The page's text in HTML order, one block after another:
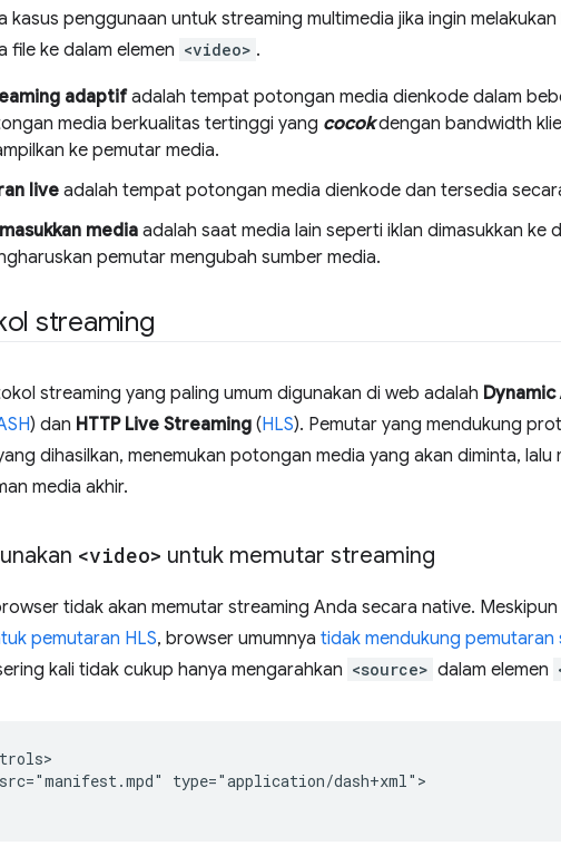
kasus penggunaan untuk streaming multimedia jika ingin
file ke dalam elemen <video> .
adaptifadalah tempat potongan media dienkode dalam
media berkualitas tertinggi yang cocokdengan bandwidth
ke pemutar media.
liveadalah tempat potongan media dienkode dan tersedia
media adalah saat media lain seperti iklan dimasukkan ke
pemutar mengubah sumber media.
streaming
streaming yang paling umum digunakan di web adalah
) dan HTTP Live Streaming (HLS). Pemutar yang mendukung
dihasilkan, menemukan potongan media yang akan diminta,
media akhir.
<video> untuk memutar streaming
tidak akan memutar streaming Anda secara native.
pemutaran HLS, browser umumnya tidak mendukung pemutaran
kali tidak cukup hanya mengarahkan <source> dalam elemen
type="application/dash+xml">